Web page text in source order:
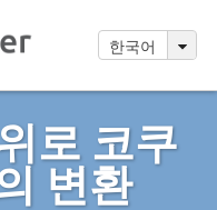
한국어
로 코쿠
변환